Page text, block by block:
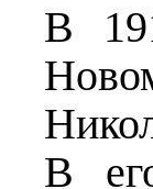
В
В